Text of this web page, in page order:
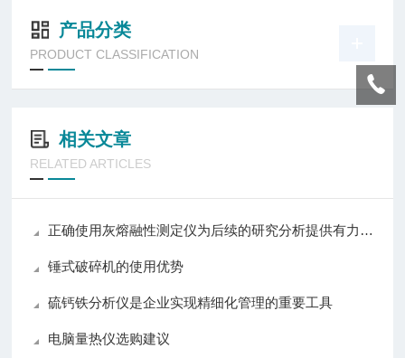
产品分类
PRODUCT CLASSIFICATION
相关文章
RELATED ARTICLES
正确使用灰熔融性测定仪为后续的研究分析提供有力支持
锤式破碎机的使用优势
硫钙铁分析仪是企业实现精细化管理的重要工具
电脑量热仪选购建议